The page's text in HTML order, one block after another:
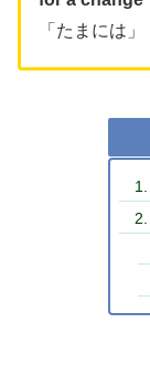
「たまには」